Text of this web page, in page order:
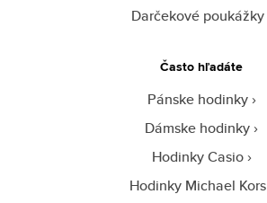
Darčekové poukážky
Často hľadáte
Pánske hodinky
Dámske hodinky
Hodinky Casio
Hodinky Michael Kors